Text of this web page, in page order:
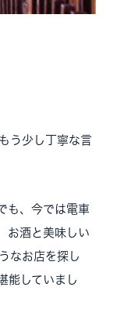
う少し丁寧な言
も、今では電車
お酒と美味しい
なお店を探し
能していまし